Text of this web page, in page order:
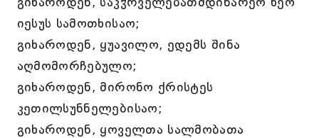
იესუს სამოთხისაო;
გიხაროდენ, ყუავილო, ედემს შინა
აღმომორჩებულო;
გიხაროდენ, მირონო ქრისტეს
კეთილსუნნელებისაო;
გიხაროდენ, ყოველთა სალმობათა